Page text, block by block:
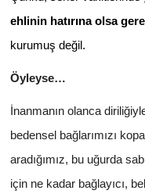
ehlinin hatırına olsa
kurumuş değil.
Öyleyse…
İnanmanın olanca
bedensel bağlarımızı
aradığımız, bu uğurda
için ne kadar bağlayıcı,